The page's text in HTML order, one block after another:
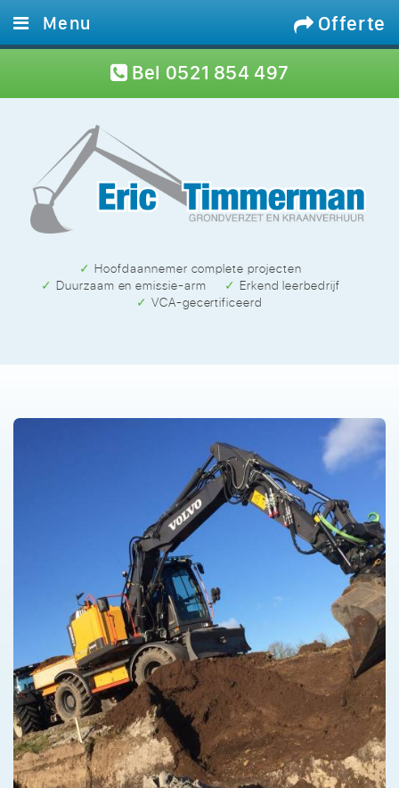
Bel 0521 854 497
Offerte
✓ Hoofdaannemer complete projecten
✓ Duurzaam en emissie-arm
✓ Erkend leerbedrijf
✓ VCA-gecertificeerd
Menu
Diensten
Materieel
Projecten
Werken bij